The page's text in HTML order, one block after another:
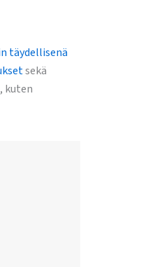
täydellisenä
sekä
kuten